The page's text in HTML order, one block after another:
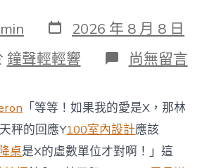
發
表
日
期
2026 年 8 月 8 日
鐘聲輕輕響 在
〈當
商
場
投
資
防
尚無留言
「等等！如果我的愛是X，那林
天秤的回應Y100室內設計應該
桌是X的虛數單位才對啊！」這